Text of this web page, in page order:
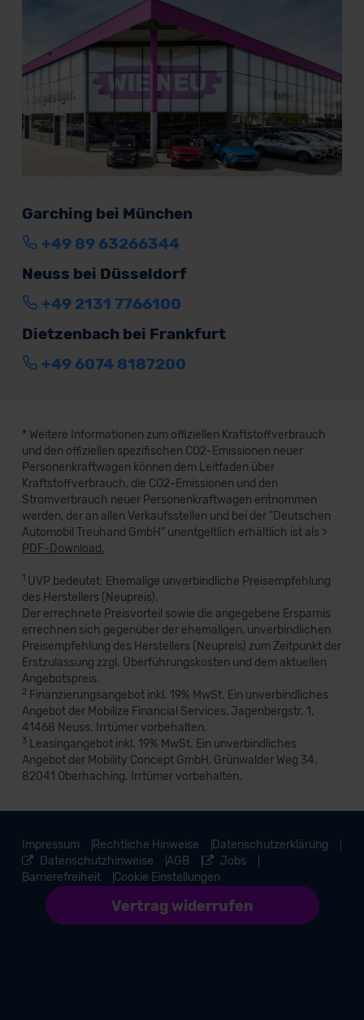
Garching bei München
+49 89 63266344
Neuss bei Düsseldorf
+49 2131 7766100
Dietzenbach bei Frankfurt
+49 6074 8187200
* Weitere Informationen zum offiziellen Kraftstoffverbrauch
und den offiziellen spezifischen CO2-Emissionen neuer
Personenkraftwagen können dem Leitfaden über
Kraftstoffverbrauch, die CO2-Emissionen und den
Stromverbrauch neuer Personenkraftwagen entnommen
werden, der an allen Verkaufsstellen und bei der "Deutschen
Automobil Treuhand GmbH" unentgeltlich erhältlich ist als >
PDF-Download.
1UVP bedeutet: Ehemalige unverbindliche Preisempfehlung
des Herstellers (Neupreis).
Der errechnete Preisvorteil sowie die angegebene Ersparnis
errechnen sich gegenüber der ehemaligen, unverbindlichen
Preisempfehlung des Herstellers (Neupreis) zum Zeitpunkt der
Erstzulassung zzgl. Überführungskosten und dem aktuellen
Angebotspreis.
2 Finanzierungsangebot inkl. 19% MwSt. Ein unverbindliches
Angebot der Mobilize Financial Services, Jagenbergstr. 1,
41468 Neuss. Irrtümer vorbehalten.
3Leasingangebot inkl. 19% MwSt. Ein unverbindliches
Angebot der Mobility Concept GmbH, Grünwalder Weg 34,
82041 Oberhaching. Irrtümer vorbehalten.
Impressum Rechtliche Hinweise
Datenschutzerklärung
Datenschutzhinweise
AGB
Jobs
Barrierefreiheit
Vertrag widerrufen
Cookie Einstellungen